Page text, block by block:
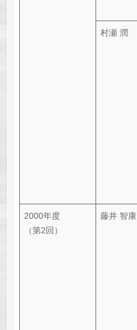
村瀬 潤
2000年度
（第2回）
藤井 智康